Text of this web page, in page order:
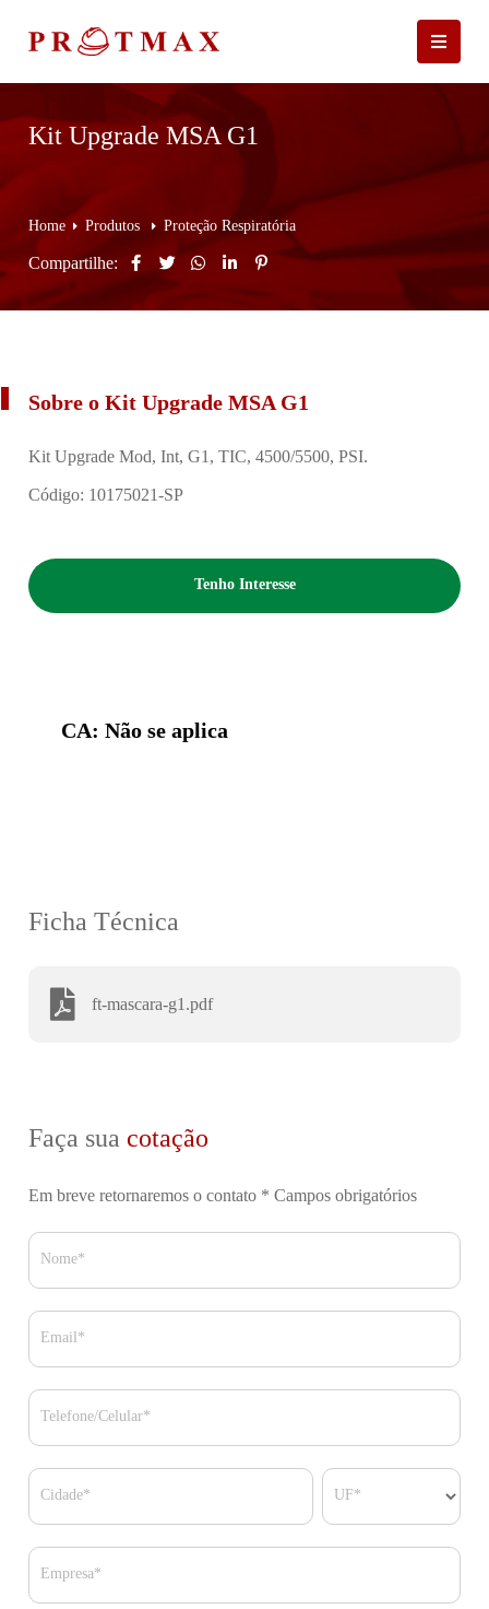
Kit Upgrade MSA G1
Home Produtos Proteção Respiratória
Compartilhe:
Sobre o Kit Upgrade MSA G1
Kit Upgrade Mod, Int, G1, TIC, 4500/5500, PSI.
Código: 10175021-SP
Tenho Interesse
CA: Não se aplica
Ficha Técnica
ft-mascara-g1.pdf
Faça sua cotação
Em breve retornaremos o contato * Campos obrigatórios
Nome*
Email*
Telefone/Celular*
Cidade* UF*
Empresa*